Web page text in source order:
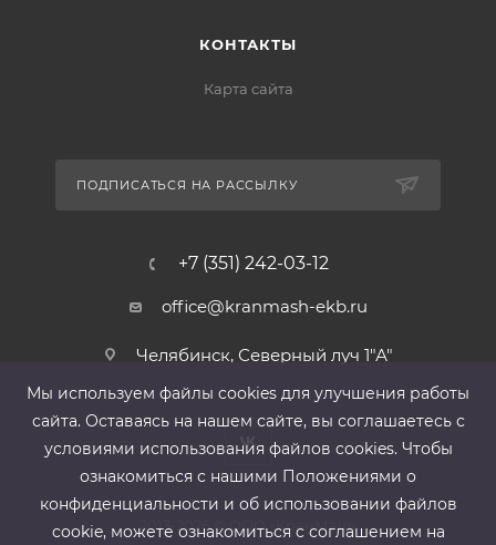
КОНТАКТЫ
Карта сайта
ПОДПИСАТЬСЯ НА РАССЫЛКУ
+7 (351) 242-03-12
office@kranmash-ekb.ru
Челябинск, Северный луч 1"А"
2013-2026 ©ООО «КранМаш»
Мы используем файлы cооkies для улучшения работы
сайта. Оставаясь на нашем сайте, вы соглашаетесь с
условиями использования файлов cооkies. Чтобы
ознакомиться с нашими Положениями о
конфиденциальности и об использовании файлов
cookie, можете ознакомиться с соглашением на